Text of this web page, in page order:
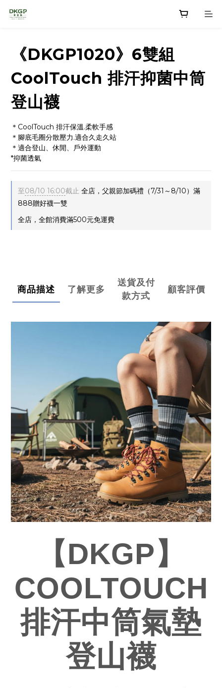
《DKGP1020》6雙組
CoolTouch 排汗抑菌中筒
登山襪
＊CoolTouch 排汗保溫.柔軟手感
＊腳底毛圈分散壓力.適合久走久站
＊適合登山、休閒、戶外運動
*抑菌透氣
至08/10 16:00截止 全店，父親節加碼禮（7/31～8/10）滿
888贈好襪一雙
全店，全館消費滿500元免運費
商品描述 了解更多
送貨及付
款方式
顧客評價
【DKGP】
COOLTOUCH
排汗中筒氣墊
登山襪